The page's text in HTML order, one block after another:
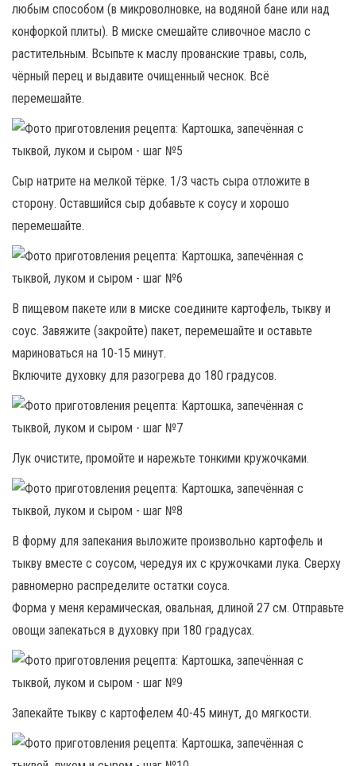
любым способом (в микроволновке, на водяной бане или над
конфоркой плиты). В миске смешайте сливочное масло с
растительным. Всыпьте к маслу прованские травы, соль,
чёрный перец и выдавите очищенный чеснок. Всё
перемешайте.
Сыр натрите на мелкой тёрке. 1/3 часть сыра отложите в
сторону. Оставшийся сыр добавьте к соусу и хорошо
перемешайте.
В пищевом пакете или в миске соедините картофель, тыкву и
соус. Завяжите (закройте) пакет, перемешайте и оставьте
мариноваться на 10-15 минут.
Включите духовку для разогрева до 180 градусов.
Лук очистите, промойте и нарежьте тонкими кружочками.
В форму для запекания выложите произвольно картофель и
тыкву вместе с соусом, чередуя их с кружочками лука. Сверху
равномерно распределите остатки соуса.
Форма у меня керамическая, овальная, длиной 27 см. Отправьте
овощи запекаться в духовку при 180 градусах.
Запекайте тыкву с картофелем 40-45 минут, до мягкости.